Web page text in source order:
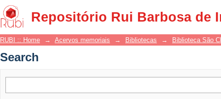
Repositório Rui Barbosa de
Search
RUBI :: Home → Acervos memoriais → Bibliotecas → Biblioteca São
Search